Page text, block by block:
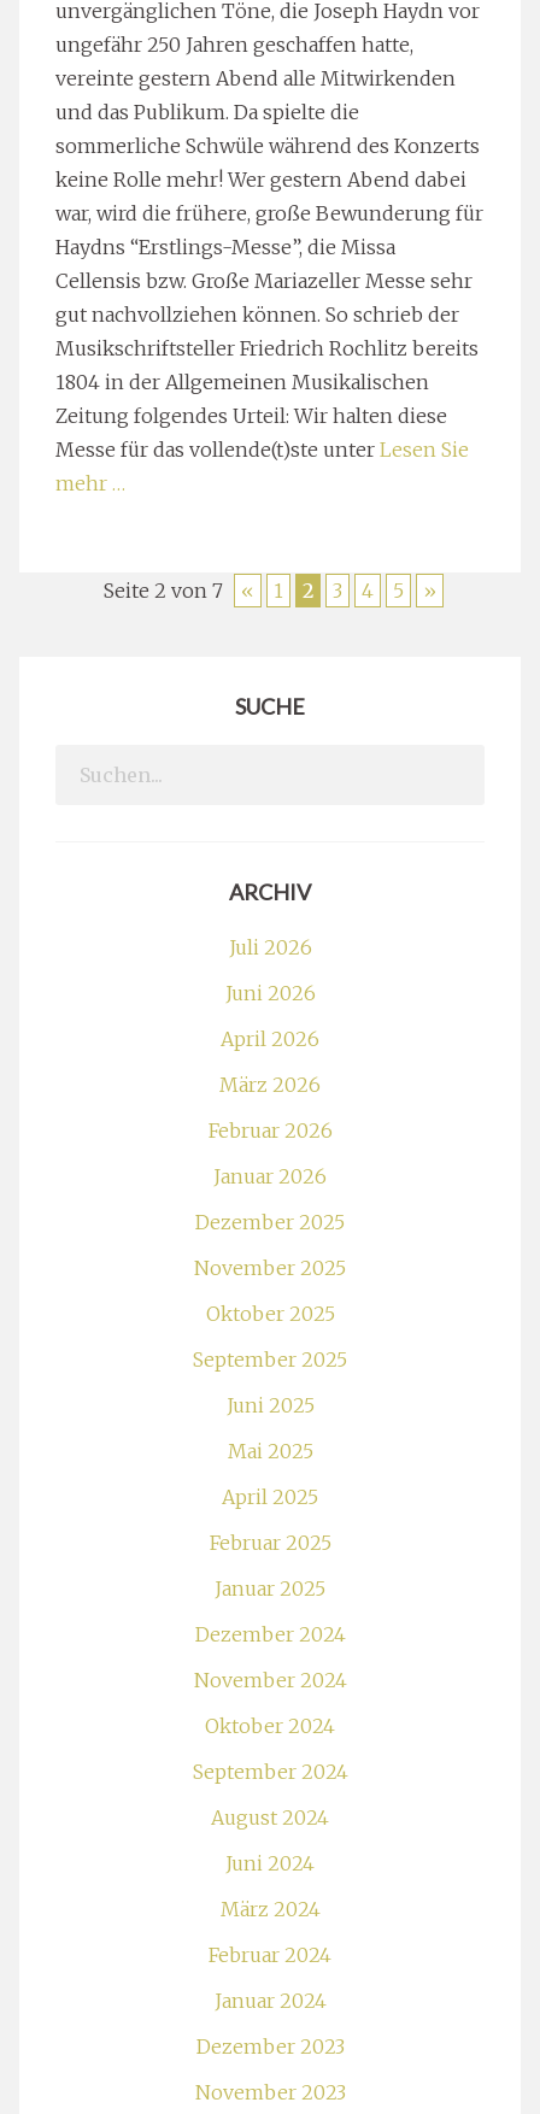
unvergänglichen Töne, die Joseph Haydn vor
ungefähr 250 Jahren geschaffen hatte,
vereinte gestern Abend alle Mitwirkenden
und das Publikum. Da spielte die
sommerliche Schwüle während des Konzerts
keine Rolle mehr! Wer gestern Abend dabei
war, wird die frühere, große Bewunderung für
Haydns “Erstlings-Messe”, die Missa
Cellensis bzw. Große Mariazeller Messe sehr
gut nachvollziehen können. So schrieb der
Musikschriftsteller Friedrich Rochlitz bereits
1804 in der Allgemeinen Musikalischen
Zeitung folgendes Urteil: Wir halten diese
Messe für das vollende(t)ste unter Lesen Sie
mehr …
Seite 2 von 7 « 1 2 3 4 5 »
SUCHE
Search
ARCHIV
Juli 2026
Juni 2026
April 2026
März 2026
Februar 2026
Januar 2026
Dezember 2025
November 2025
Oktober 2025
September 2025
Juni 2025
Mai 2025
April 2025
Februar 2025
Januar 2025
Dezember 2024
November 2024
Oktober 2024
September 2024
August 2024
Juni 2024
März 2024
Februar 2024
Januar 2024
Dezember 2023
November 2023